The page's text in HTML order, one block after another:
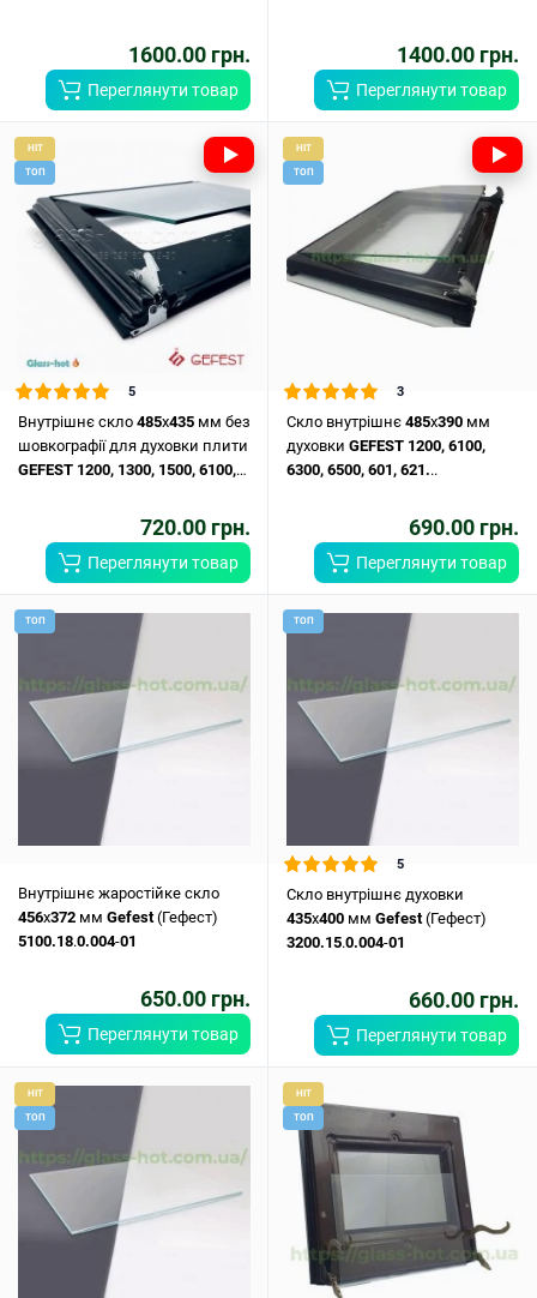
1600.00 грн.
Переглянути товар
1400.00 грн.
Переглянути товар
HIT
ТОП
5
Внутрішнє скло 485х435 мм без
шовкографії для духовки плити
GEFEST 1200, 1300, 1500, 6100,
720.00 грн.
Переглянути товар
HIT
ТОП
3
Скло внутрішнє 485x390 мм
духовки GEFEST 1200, 6100,
6300, 6500, 601, 621...
690.00 грн.
Переглянути товар
ТОП
Внутрішнє жаростійке скло
456x372 мм Gefest(Гефест)
5100.18.0.004-01
650.00 грн.
Переглянути товар
ТОП
5
Скло внутрішнє духовки
435x400 мм Gefest(Гефест)
3200.15.0.004-01
660.00 грн.
Переглянути товар
HIT
ТОП
HIT
ТОП